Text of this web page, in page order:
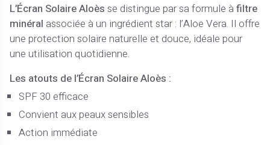
L’Écran Solaire Aloès se distingue par sa formule àfiltre
minéral associée à un ingrédient star : l’Aloe Vera. Il offre
une protection solaire naturelle et douce, idéale pour
une utilisation quotidienne.
Les atouts de l’Écran Solaire Aloès :
SPF 30 efficace
Convient aux peaux sensibles
Action immédiate